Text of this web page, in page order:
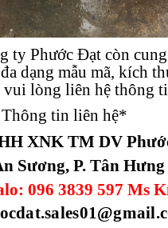
ty Phước Đạt còn
dạng mẫu mã, kích
lòng liên hệ thông
tin liên hệ*
XNK TM DV
Sương, P. Tân
096 3839 597 Ms